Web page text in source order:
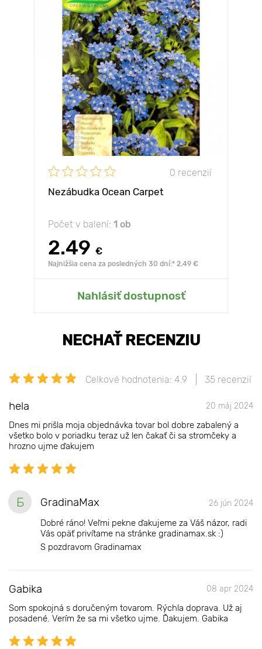
0 recenzií
Nezábudka Ocean Carpet
Počet v balení: 1 ob
2.49 €
Najnižšia cena za posledných 30 dní:* 2.49 €
Nahlásiť dostupnosť
NECHAŤ RECENZIU
Celkové hodnotenia: 4.9 35 recenzií
hela 20 máj 2024
Dnes mi prišla moja objednávka tovar bol dobre zabalený a
všetko bolo v poriadku teraz už len čakať či sa stromčeky a
hrozno ujme ďakujem
Б GradinaMax 26 jún 2024
Dobré ráno! Veľmi pekne ďakujeme za Váš názor, radi
Vás opäť privítame na stránke gradinamax.sk :)
S pozdravom Gradinamax
Gabika 08 apr 2024
Som spokojná s doručeným tovarom. Rýchla doprava. Už aj
posadené. Verím že sa mi všetko ujme. Ďakujem. Gabika